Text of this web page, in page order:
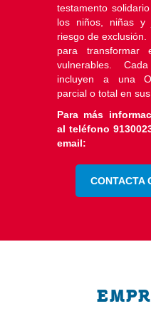
testamento
los niños, niñas y
riesgo de
para
vulnerables.
incluyen a una
parcial o total en
Para más
al teléfono
email:
CONTACTA